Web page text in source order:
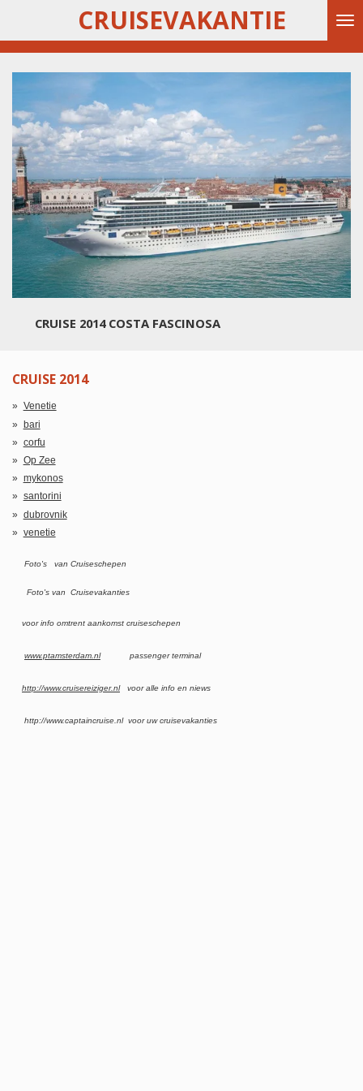
CRUISEVAKANTIE
CRUISE 2014 COSTA FASCINOSA
CRUISE 2014
Venetie
bari
corfu
Op Zee
mykonos
santorini
dubrovnik
venetie
Foto's van Cruiseschepen
Foto's van Cruisevakanties
voor info omtrent aankomst cruiseschepen
www.ptamsterdam.nlpassenger terminal
http://www.cruisereiziger.nlvoor alle info en niews
http://www.captaincruise.nl voor uw cruisevakanties